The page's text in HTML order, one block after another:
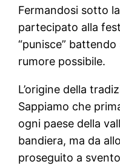
Fermandosi sotto
partecipato alla
“punisce”
rumore possibile.
L’origine della
Sappiamo che
ogni paese della
bandiera, ma da
proseguito a